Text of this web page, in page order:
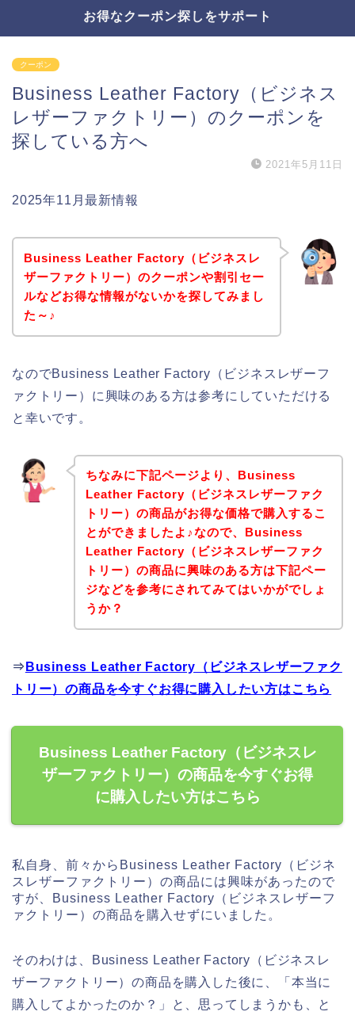
お得なクーポン探しをサポート
クーポン
Business Leather Factory（ビジネス
レザーファクトリー）のクーポンを
探している方へ
2021年5月11日
2025年11月最新情報
Business Leather Factory（ビジネスレ
ザーファクトリー）のクーポンや割引セー
ルなどお得な情報がないかを探してみまし
た～♪
なのでBusiness Leather Factory（ビジネスレザーフ
ァクトリー）に興味のある方は参考にしていただける
と幸いです。
ちなみに下記ページより、Business
Leather Factory（ビジネスレザーファク
トリー）の商品がお得な価格で購入するこ
とができましたよ♪なので、Business
Leather Factory（ビジネスレザーファク
トリー）の商品に興味のある方は下記ペー
ジなどを参考にされてみてはいかがでしょ
うか？
⇒ Business Leather Factory（ビジネスレザーファク
トリー）の商品を今すぐお得に購入したい方はこちら
Business Leather Factory（ビジネスレ
ザーファクトリー）の商品を今すぐお得
に購入したい方はこちら
私自身、前々からBusiness Leather Factory（ビジネ
スレザーファクトリー）の商品には興味があったので
すが、Business Leather Factory（ビジネスレザーフ
ァクトリー）の商品を購入せずにいました。
そのわけは、Business Leather Factory（ビジネスレ
ザーファクトリー）の商品を購入した後に、「本当に
購入してよかったのか？」と、思ってしまうかも、と